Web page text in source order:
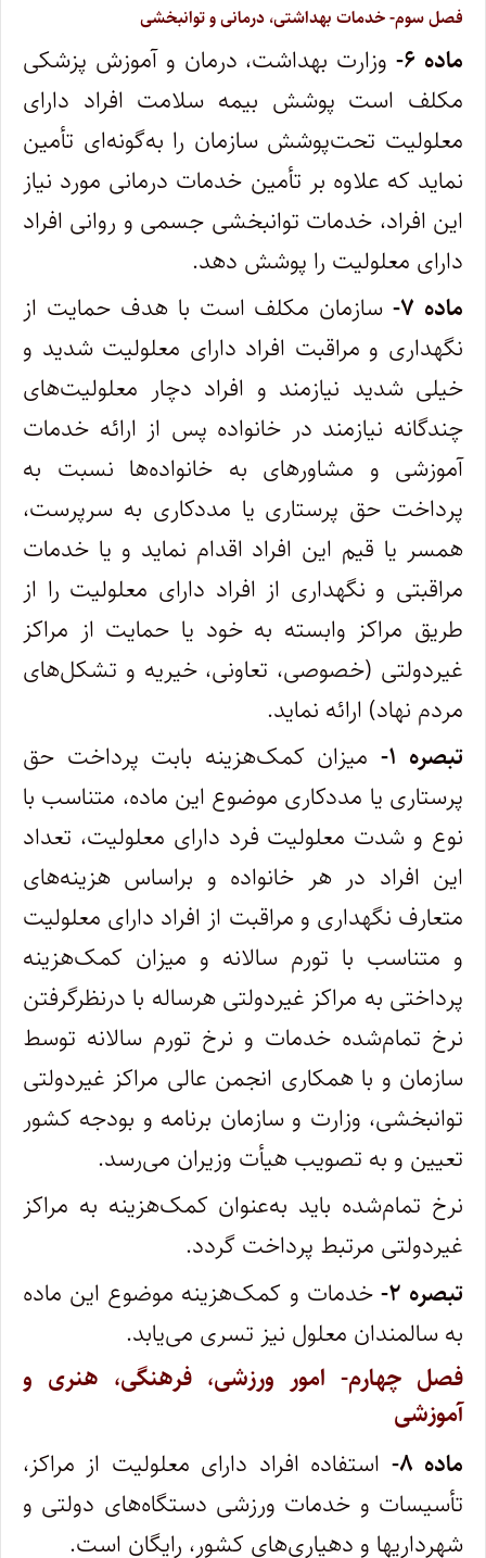
فصل سوم- خدمات بهداشتی، درمانی و توانبخشی
ماده ۶-
وزارت بهداشت، درمان و آموزش پزشکی
مکلف است پوشش بیمه سلامت افراد دارای
معلولیت تحت‌پوشش سازمان را به‌گونه‌ای تأمین
نماید که علاوه بر تأمین خدمات درمانی مورد نیاز
این افراد، خدمات توانبخشی جسمی و روانی افراد
دارای معلولیت را پوشش دهد.
ماده ۷-
سازمان مکلف است با هدف حمایت از
نگهداری و مراقبت افراد دارای معلولیت شدید و
خیلی شدید نیازمند و افراد دچار معلولیت‏‌های
چندگانه نیازمند در خانواده پس از ارائه خدمات
آموزشی و مشاوره‏ای به خانواده‌‏ها نسبت به
پرداخت حق پرستاری یا مددکاری به سرپرست،
همسر یا قیم این افراد اقدام نماید و یا خدمات
مراقبتی و نگهداری از افراد دارای معلولیت را از
طریق مراکز وابسته به خود یا حمایت از مراکز
غیردولتی (خصوصی، تعاونی، خیریه و تشکل‌های
مردم نهاد) ارائه نماید.
تبصره ۱-
میزان کمک‌هزینه بابت پرداخت حق
پرستاری یا مددکاری موضوع این ماده، متناسب با
نوع و شدت معلولیت فرد دارای معلولیت، تعداد
این افراد در هر خانواده و براساس هزینه‌های
متعارف نگهداری و مراقبت از افراد دارای معلولیت
و متناسب با تورم سالانه و میزان کمک‌هزینه
پرداختی به مراکز غیردولتی هرساله با درنظرگرفتن
نرخ تمام‌شده خدمات و نرخ تورم سالانه توسط
سازمان و با همکاری انجمن عالی مراکز غیردولتی
توانبخشی، وزارت و سازمان برنامه و بودجه کشور
تعیین و به تصویب هیأت وزیران می‏‌رسد.
نرخ تمام‌شده باید به‌عنوان کمک‌هزینه به مراکز
غیردولتی مرتبط پرداخت گردد.
تبصره ۲-
خدمات و کمک‌هزینه موضوع این ماده
به سالمندان معلول نیز تسری می‏‌یابد.
فصل چهارم- امور ورزشی، فرهنگی، هنری و
آموزشی
ماده ۸-
استفاده افراد دارای معلولیت از مراکز،
تأسیسات و خدمات ورزشی دستگاه‌های دولتی و
شهرداری‏ها و دهیاری‌های کشور، رایگان است.